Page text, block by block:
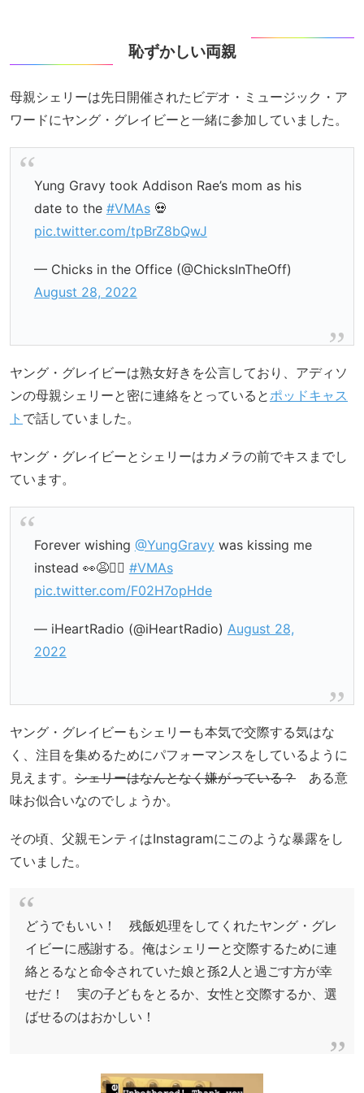
恥ずかしい両親
母親シェリーは先日開催されたビデオ・ミュージック・ア
ワードにヤング・グレイビーと一緒に参加していました。
Yung Gravy took Addison Rae’s mom as his
date to the #VMAs💀
pic.twitter.com/tpBrZ8bQwJ
— Chicks in the Office (@ChicksInTheOff)
August 28, 2022
ヤング・グレイビーは熟女好きを公言しており、アディソ
ンの母親シェリーと密に連絡をとっているとポッドキャス
ト で話していました。
ヤング・グレイビーとシェリーはカメラの前でキスまでし
ています。
Forever wishing @YungGravywas kissing me
instead 👀😩❤️‍🔥 #VMAs
pic.twitter.com/F02H7opHde
— iHeartRadio (@iHeartRadio) August 28,
2022
ヤング・グレイビーもシェリーも本気で交際する気はな
く、注目を集めるためにパフォーマンスをしているように
見えます。 シェリーはなんとなく嫌がっている？ ある意
味お似合いなのでしょうか。
その頃、父親モンティはInstagramにこのような暴露をし
ていました。
どうでもいい！ 残飯処理をしてくれたヤング・グレ
イビーに感謝する。俺はシェリーと交際するために連
絡とるなと命令されていた娘と孫2人と過ごす方が幸
せだ！ 実の子どもをとるか、女性と交際するか、選
ばせるのはおかしい！